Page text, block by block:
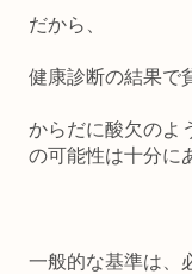
だから、
健康診断の結果で
からだに酸欠のよ
の可能性は十分に
一般的な基準は、